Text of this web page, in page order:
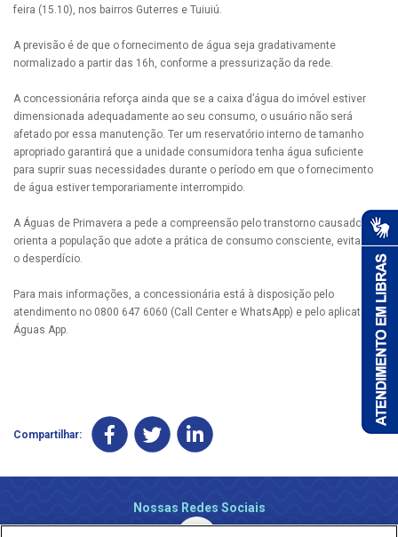
feira (15.10), nos bairros Guterres e Tuiuiú.
A previsão é de que o fornecimento de água seja gradativamente
normalizado a partir das 16h, conforme a pressurização da rede.
A concessionária reforça ainda que se a caixa d’água do imóvel estiver
dimensionada adequadamente ao seu consumo, o usuário não será
afetado por essa manutenção. Ter um reservatório interno de tamanho
apropriado garantirá que a unidade consumidora tenha água suficiente
para suprir suas necessidades durante o período em que o fornecimento
de água estiver temporariamente interrompido.
A Águas de Primavera a pede a compreensão pelo transtorno causado e
orienta a população que adote a prática de consumo consciente, evitando
o desperdício.
Para mais informações, a concessionária está à disposição pelo
atendimento no 0800 647 6060 (Call Center e WhatsApp) e pelo aplicativo
Águas App.
Compartilhar:
Nossas Redes Sociais